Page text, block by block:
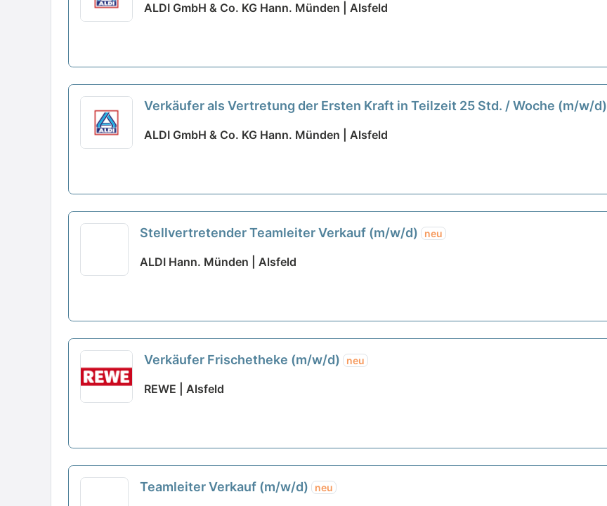
ALDI GmbH & Co. KG Hann. Münden | Alsfeld
Verkäufer als Vertretung der Ersten Kraft in Teilzeit 25 Std. / Woche (m/w/d)
ALDI GmbH & Co. KG Hann. Münden | Alsfeld
Stellvertretender Teamleiter Verkauf (m/w/d) neu
ALDI Hann. Münden | Alsfeld
Verkäufer Frischetheke (m/w/d) neu
REWE | Alsfeld
Teamleiter Verkauf (m/w/d) neu